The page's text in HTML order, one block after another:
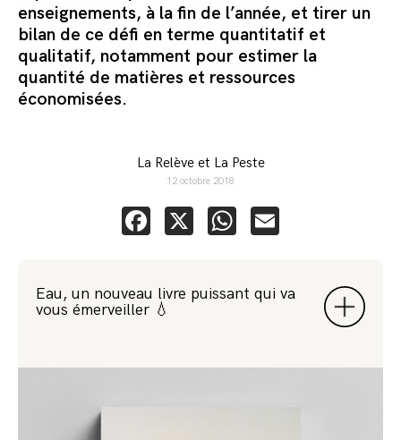
enseignements, à la fin de l’année, et tirer un
bilan de ce défi en terme quantitatif et
qualitatif, notamment pour estimer la
quantité de matières et ressources
économisées.
La Relève et La Peste
12 octobre 2018
Facebook
X WhatsApp
Eau, un nouveau livre puissant qui va
vous émerveiller 💧